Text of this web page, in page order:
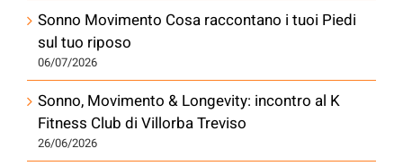
Sonno Movimento Cosa raccontano i tuoi Piedi
sul tuo riposo
06/07/2026
Sonno, Movimento & Longevity: incontro al K
Fitness Club di Villorba Treviso
26/06/2026